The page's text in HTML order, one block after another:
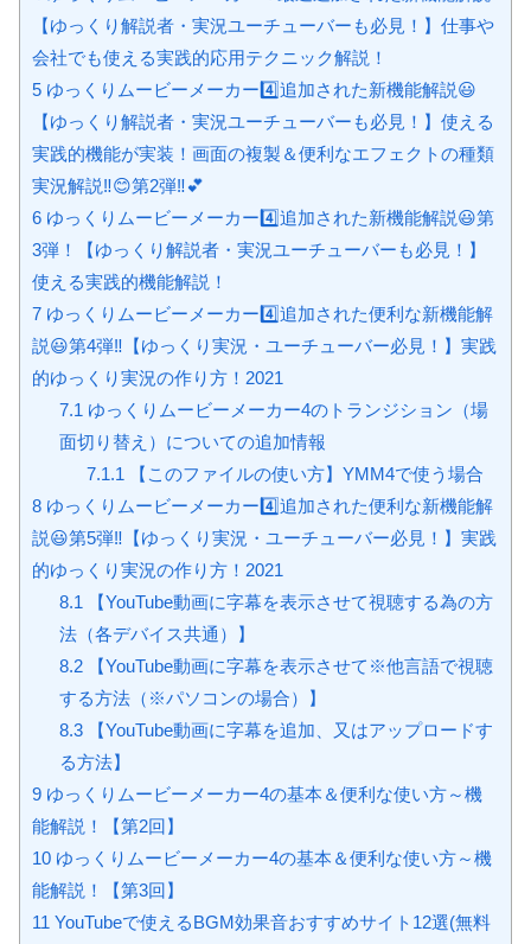
【ゆっくり解説者・実況ユーチューバーも必見！】仕事や
会社でも使える実践的応用テクニック解説！
5 ゆっくりムービーメーカー4️⃣追加された新機能解説😃
【ゆっくり解説者・実況ユーチューバーも必見！】使える
実践的機能が実装！画面の複製＆便利なエフェクトの種類
実況解説‼️😊第2弾‼️💕
6 ゆっくりムービーメーカー4️⃣追加された新機能解説😃第
3弾！【ゆっくり解説者・実況ユーチューバーも必見！】
使える実践的機能解説！
7 ゆっくりムービーメーカー4️⃣追加された便利な新機能解
説😃第4弾‼️【ゆっくり実況・ユーチューバー必見！】実践
的ゆっくり実況の作り方！2021
7.1 ゆっくりムービーメーカー4のトランジション（場
面切り替え）についての追加情報
7.1.1 【このファイルの使い方】YMM4で使う場合
8 ゆっくりムービーメーカー4️⃣追加された便利な新機能解
説😃第5弾‼️【ゆっくり実況・ユーチューバー必見！】実践
的ゆっくり実況の作り方！2021
8.1 【YouTube動画に字幕を表示させて視聴する為の方
法（各デバイス共通）】
8.2【YouTube動画に字幕を表示させて※他言語で視聴
する方法（※パソコンの場合）】
8.3【YouTube動画に字幕を追加、又はアップロードす
る方法】
9 ゆっくりムービーメーカー4の基本＆便利な使い方～機
能解説！【第2回】
10 ゆっくりムービーメーカー4の基本＆便利な使い方～機
能解説！【第3回】
11 YouTubeで使えるBGM効果音おすすめサイト12選(無料